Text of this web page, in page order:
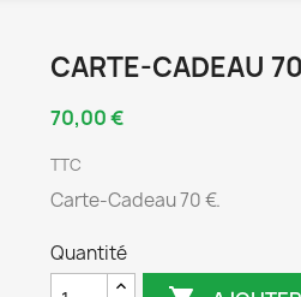
CARTE-CADEAU
70,00 €
TTC
Carte-Cadeau 70 €.
Quantité